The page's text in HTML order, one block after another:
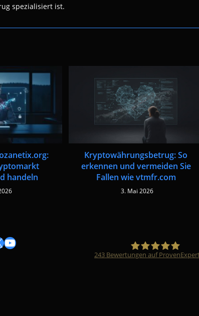
spezialisiert ist.
handeln
Kryptowährungsbetrug: So
erkennen und vermeiden Sie
Fallen wie vtmfr.com
3. Mai 2026
YouTube
243 Bewertungen auf